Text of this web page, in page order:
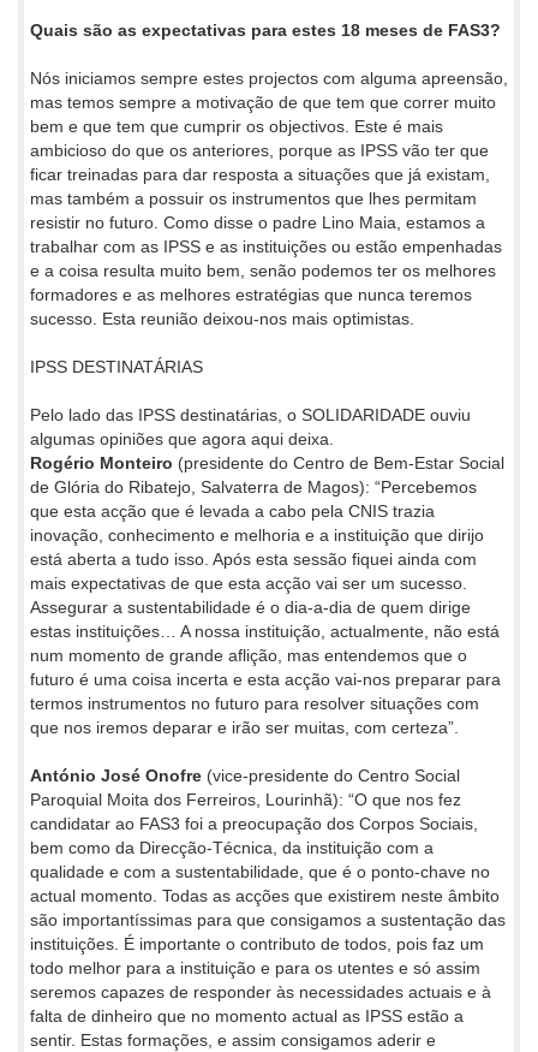
Quais são as expectativas para estes 18 meses de FAS3?
Nós iniciamos sempre estes projectos com alguma apreensão,
mas temos sempre a motivação de que tem que correr muito
bem e que tem que cumprir os objectivos. Este é mais
ambicioso do que os anteriores, porque as IPSS vão ter que
ficar treinadas para dar resposta a situações que já existam,
mas também a possuir os instrumentos que lhes permitam
resistir no futuro. Como disse o padre Lino Maia, estamos a
trabalhar com as IPSS e as instituições ou estão empenhadas
e a coisa resulta muito bem, senão podemos ter os melhores
formadores e as melhores estratégias que nunca teremos
sucesso. Esta reunião deixou-nos mais optimistas.
IPSS DESTINATÁRIAS
Pelo lado das IPSS destinatárias, o SOLIDARIDADE ouviu
algumas opiniões que agora aqui deixa.
Rogério Monteiro (presidente do Centro de Bem-Estar Social
de Glória do Ribatejo, Salvaterra de Magos): “Percebemos
que esta acção que é levada a cabo pela CNIS trazia
inovação, conhecimento e melhoria e a instituição que dirijo
está aberta a tudo isso. Após esta sessão fiquei ainda com
mais expectativas de que esta acção vai ser um sucesso.
Assegurar a sustentabilidade é o dia-a-dia de quem dirige
estas instituições… A nossa instituição, actualmente, não está
num momento de grande aflição, mas entendemos que o
futuro é uma coisa incerta e esta acção vai-nos preparar para
termos instrumentos no futuro para resolver situações com
que nos iremos deparar e irão ser muitas, com certeza”.
António José Onofre (vice-presidente do Centro Social
Paroquial Moita dos Ferreiros, Lourinhã): “O que nos fez
candidatar ao FAS3 foi a preocupação dos Corpos Sociais,
bem como da Direcção-Técnica, da instituição com a
qualidade e com a sustentabilidade, que é o ponto-chave no
actual momento. Todas as acções que existirem neste âmbito
são importantíssimas para que consigamos a sustentação das
instituições. É importante o contributo de todos, pois faz um
todo melhor para a instituição e para os utentes e só assim
seremos capazes de responder às necessidades actuais e à
falta de dinheiro que no momento actual as IPSS estão a
sentir. Estas formações, e assim consigamos aderir e